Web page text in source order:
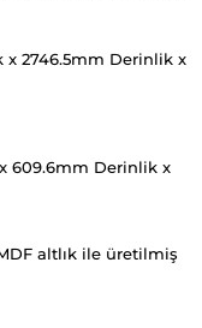
x 2746.5mm Derinlik x
609.6mm Derinlik x
altlık ile üretilmiş